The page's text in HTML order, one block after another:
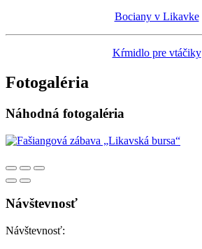
Bociany v Likavke
Kŕmidlo pre vtáčiky
Fotogaléria
Náhodná fotogaléria
Návštevnosť
Návštevnosť: